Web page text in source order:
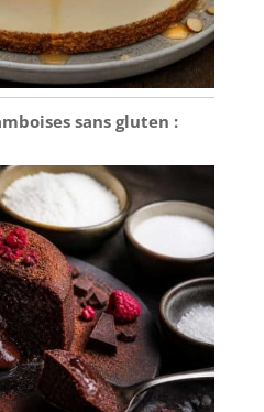
[Applicable]
Apparence élégante,
parfaite pour les fêtes
de Noël, les
anniversaires, les
rassemblements, les
mariages et diverses
fêtes, telles que la
Saint-Valentin, Pâques,
Halloween,
Thanksgiving, etc.
sans gluten :